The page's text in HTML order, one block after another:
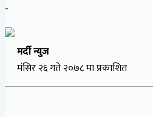
-
मर्दी न्युज
मंसिर २६ गते २०७८ मा प्रकाशित